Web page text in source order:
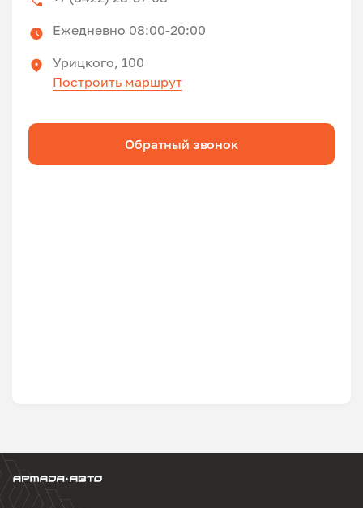
Ежедневно 08:00-20:00
Урицкого, 100
Построить маршрут
Обратный звонок